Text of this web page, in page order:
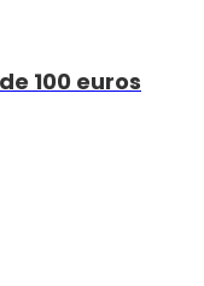
100 euros